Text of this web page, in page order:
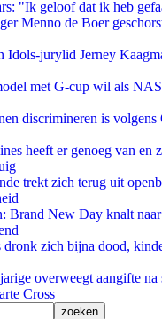
"Ik geloof dat ik heb
Menno de Boer
Idols-jurylid Jerney
met G-cup wil als
discrimineren is volgens
heeft er genoeg van en
trekt zich terug uit
Brand New Day knalt
zich bijna dood,
overweegt aangifte na
Cross